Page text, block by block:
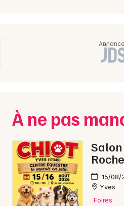
À ne pas
15/08/
Yves
Foires